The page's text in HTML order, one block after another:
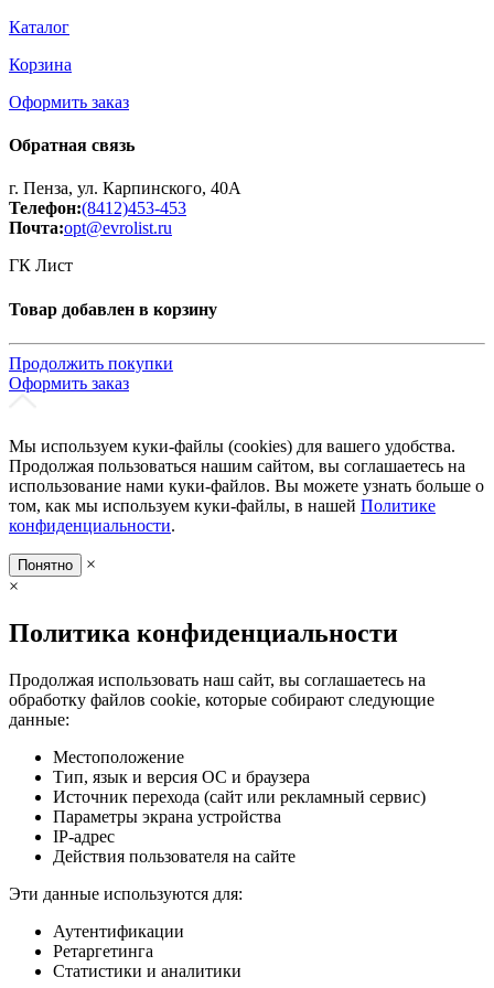
Каталог
Корзина
Оформить заказ
Обратная связь
г. Пенза, ул. Карпинского, 40А
Телефон:(8412)453-453
Почта:opt@evrolist.ru
ГК Лист
Товар добавлен в корзину
Продолжить покупки
Оформить заказ
Мы используем куки-файлы (cookies) для вашего удобства.
Продолжая пользоваться нашим сайтом, вы соглашаетесь на
использование нами куки-файлов. Вы можете узнать больше о
том, как мы используем куки-файлы, в нашей Политике
конфиденциальности.
Понятно
×
×
Политика конфиденциальности
Продолжая использовать наш сайт, вы соглашаетесь на
обработку файлов cookie, которые собирают следующие
данные:
Местоположение
Тип, язык и версия ОС и браузера
Источник перехода (сайт или рекламный сервис)
Параметры экрана устройства
IP-адрес
Действия пользователя на сайте
Эти данные используются для:
Аутентификации
Ретаргетинга
Статистики и аналитики